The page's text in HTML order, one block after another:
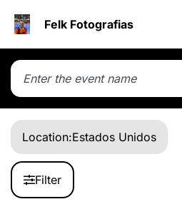
Felk Fotografias
Location:Estados Unidos
Filter